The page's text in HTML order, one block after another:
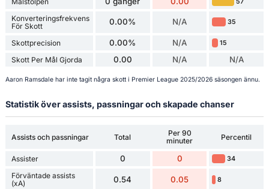
Konverteringsfrekvens
För Skott
0.00% N/A 35
Skottprecision 0.00% N/A 15
Skott Per Mål Gjorda 0.00 N/A N/A
Aaron Ramsdale har inte tagit några skott i Premier League 2025/2026 säsongen ännu.
Statistik över assists, passningar och skapade chanser
Assists och passningar Total
Per 90
minuter
Percentil
Assister 0 0 34
Förväntade assists
(xA)
0.54 0.05 8